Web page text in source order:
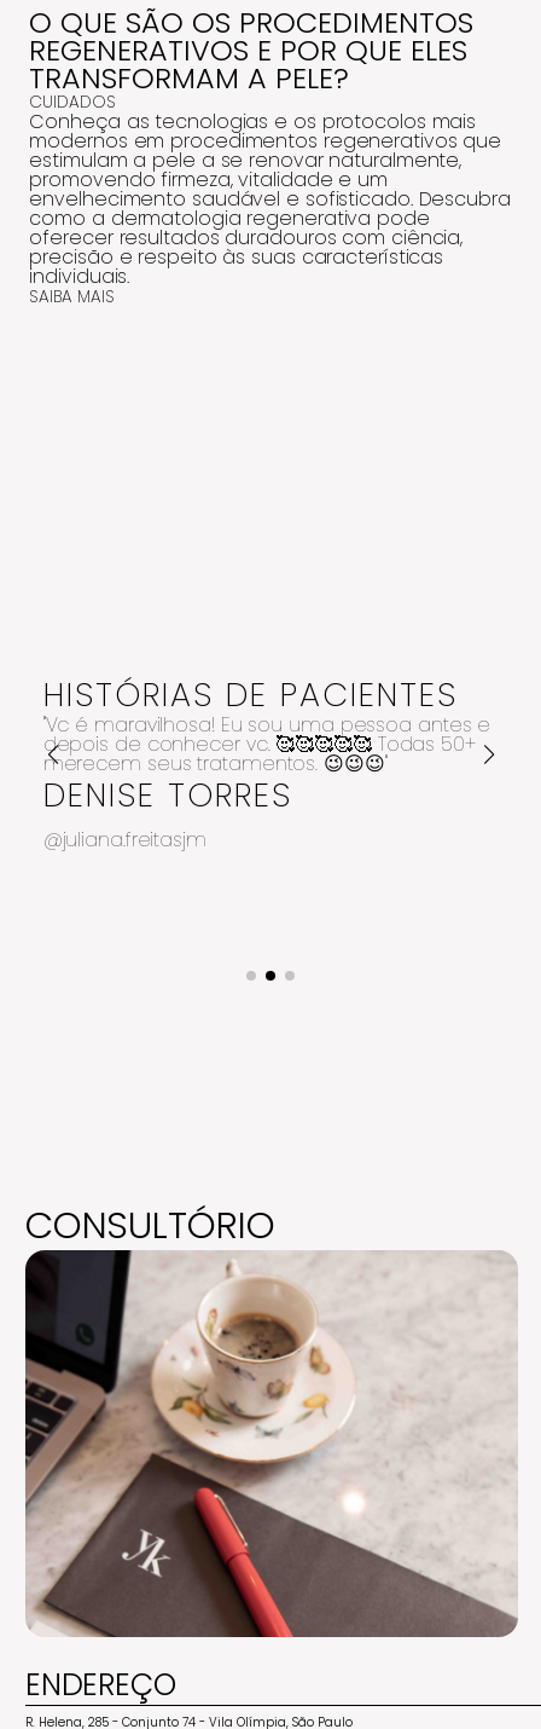
O QUE SÃO OS PROCEDIMENTOS
REGENERATIVOS E POR QUE ELES
TRANSFORMAM A PELE?
CUIDADOS
Conheça as tecnologias e os protocolos mais
modernos em procedimentos regenerativos que
estimulam a pele a se renovar naturalmente,
promovendo firmeza, vitalidade e um
envelhecimento saudável e sofisticado. Descubra
como a dermatologia regenerativa pode
oferecer resultados duradouros com ciência,
precisão e respeito às suas características
individuais.
SAIBA MAIS
HISTÓRIAS DE PACIENTES
"Vc é maravilhosa! Eu sou uma pessoa antes e
depois de conhecer vc. 🥰🥰🥰🥰🥰 Todas 50+
merecem seus tratamentos. 😉😉😉"
DENISE TORRES
@juliana.freitasjm
CONSULTÓRIO
ENDEREÇO
R. Helena, 285 - Conjunto 74 - Vila Olímpia, São Paulo